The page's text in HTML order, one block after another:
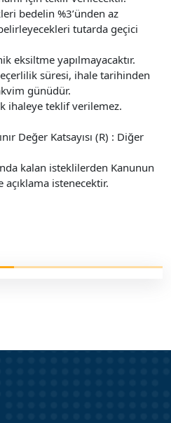
bedelin %3’ünden az
tutarda geçici
eksiltme yapılmayacaktır.
süresi, ihale tarihinden
günüdür.
ihaleye teklif verilemez.
Değer Katsayısı (R) : Diğer
kalan isteklilerden Kanunun
istenecektir.